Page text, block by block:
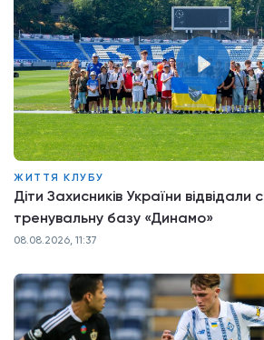
ЖИТТЯ КЛУБУ
Діти Захисників України відвідали
тренувальну базу «Динамо»
08.08.2026, 11:37